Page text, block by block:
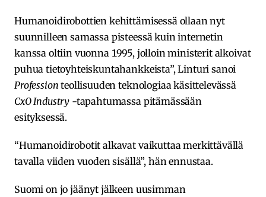
Humanoidirobottien kehittämisessä ollaan nyt
suunnilleen samassa pisteessä kuin internetin
kanssa oltiin vuonna 1995, jolloin ministerit alkoivat
puhua tietoyhteiskuntahankkeista”, Linturi sanoi
Profession teollisuuden teknologiaa käsittelevässä
CxO Industry -tapahtumassa pitämässään
esityksessä.
“Humanoidirobotit alkavat vaikuttaa merkittävällä
tavalla viiden vuoden sisällä”, hän ennustaa.
Suomi on jo jäänyt jälkeen uusimman